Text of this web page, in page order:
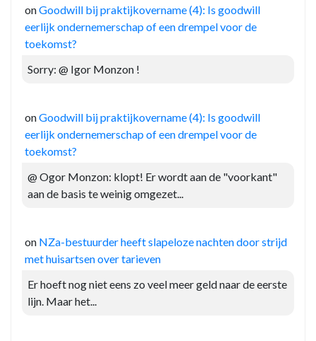
onGoodwill bij praktijkovername (4): Is goodwill
eerlijk ondernemerschap of een drempel voor de
toekomst?
Sorry: @ Igor Monzon !
onGoodwill bij praktijkovername (4): Is goodwill
eerlijk ondernemerschap of een drempel voor de
toekomst?
@ Ogor Monzon: klopt! Er wordt aan de "voorkant"
aan de basis te weinig omgezet...
on NZa-bestuurder heeft slapeloze nachten door strijd
met huisartsen over tarieven
Er hoeft nog niet eens zo veel meer geld naar de eerste
lijn. Maar het...